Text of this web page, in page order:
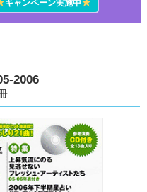
キャンペーン実施中★
2006